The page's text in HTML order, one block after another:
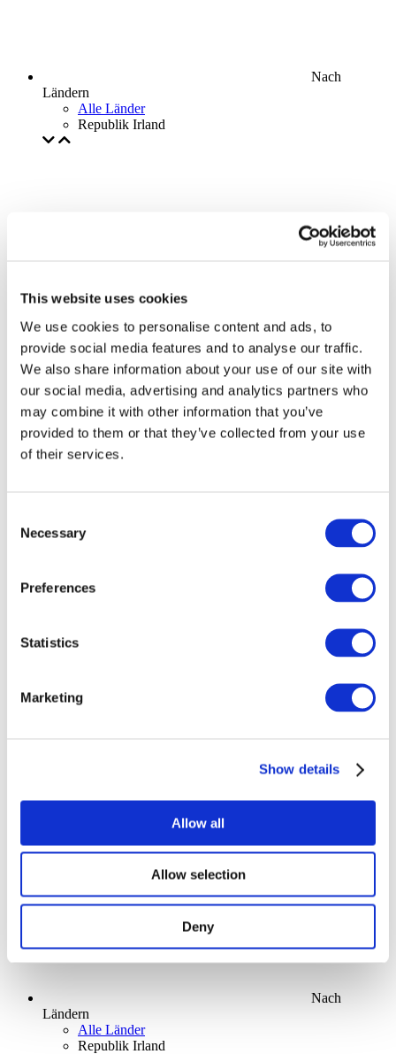
This website uses cookies
We use cookies to personalise content and ads, to
provide social media features and to analyse our traffic.
We also share information about your use of our site with
our social media, advertising and analytics partners who
may combine it with other information that you’ve
provided to them or that they’ve collected from your use
of their services.
Selection
Necessary
Preferences
Statistics
Marketing
Show details
Allow all
Allow selection
Deny
Nach
Ländern
Alle Länder
Republik Irland
Ohne Subgenre
Anwenden
Nach
Ländern
Alle Länder
Republik Irland